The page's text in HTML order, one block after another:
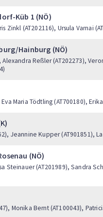
Küb 1 (NÖ)
Zinkl (AT202116), Ursula Varnai
Hainburg (NÖ)
Reßler (AT202273),
Maria Tödtling (AT700180),
Jeannine Kupper (AT901851),
(NÖ)
Steinauer (AT201989), Sandra
Monika Bernt (AT100043),